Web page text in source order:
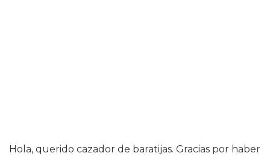
Hola, querido cazador de baratijas. Gracias por haber